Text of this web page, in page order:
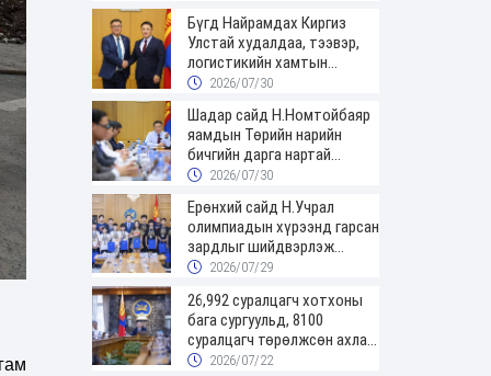
Бүгд Найрамдах Киргиз
Улстай худалдаа, тээвэр,
логистикийн хамтын
ажиллагааг өргөжүүлнэ
2026/07/30
Шадар сайд Н.Номтойбаяр
яамдын Төрийн нарийн
бичгийн дарга нартай
шуурхай хуралдлаа
2026/07/30
Ерөнхий сайд Н.Учрал
олимпиадын хүрээнд гарсан
зардлыг шийдвэрлэж
өгөхөөр болов
2026/07/29
26,992 суралцагч хотхоны
бага сургуульд, 8100
суралцагч төрөлжсөн ахлах
сургуульд суралцана
2026/07/22